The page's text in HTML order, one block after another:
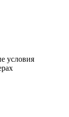
условия